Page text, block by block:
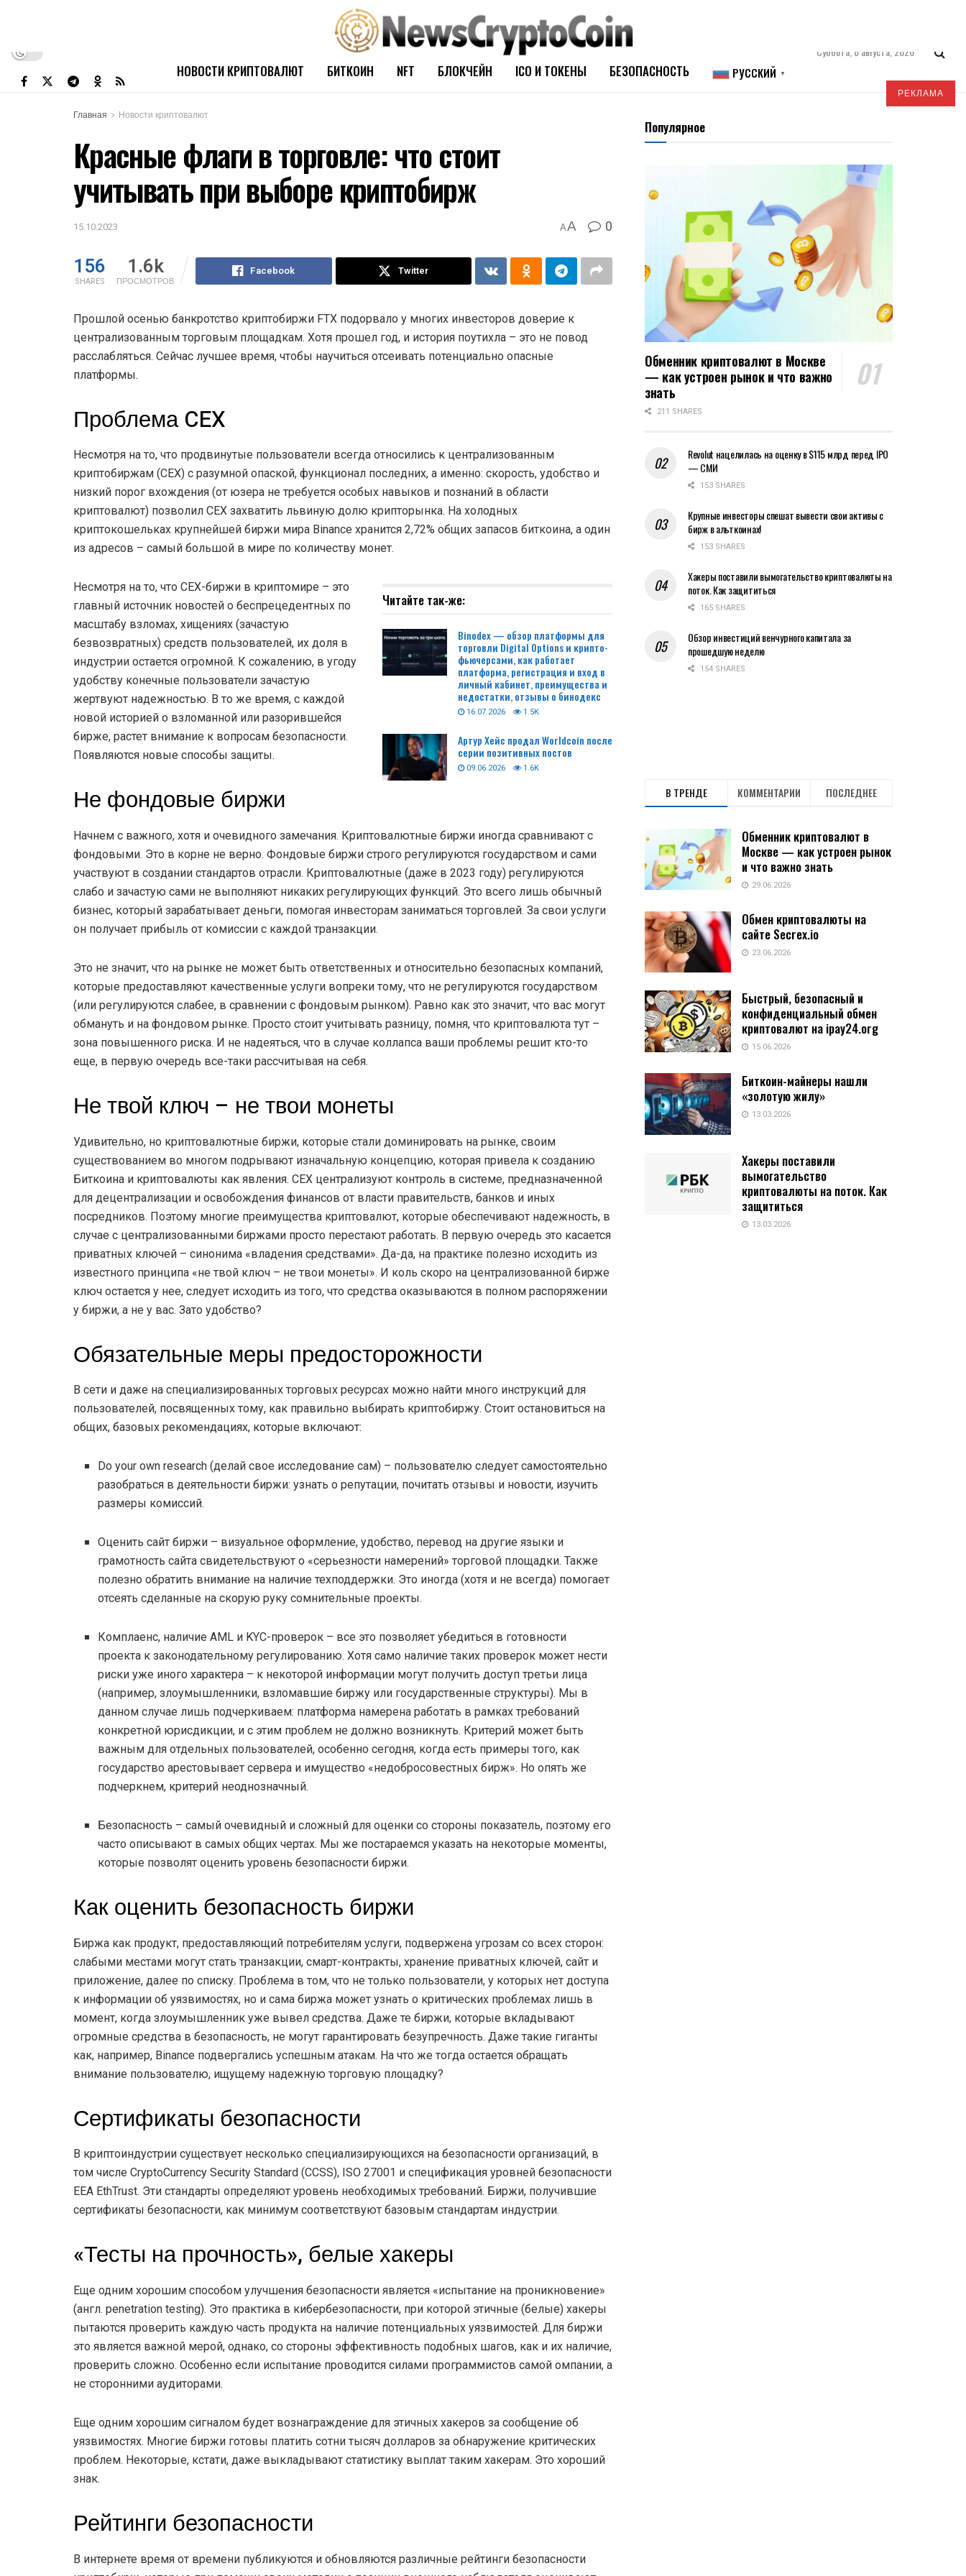
НОВОСТИ КРИПТОВАЛЮТ БИТКОИН NFT БЛОКЧЕЙН ICO И ТОКЕНЫ БЕЗОПАСНОСТЬ РУССКИЙ ▼
Суббота, 8 августа, 2026
РЕКЛАМА
Главная
Новости криптовалют
Красные флаги в торговле: что стоит
учитывать при выборе криптобирж
15.10.2023 AA 0
156
SHARES
1.6k
ПРОСМОТРОВ
Facebook Twitter
Прошлой осенью банкротство криптобиржи FTX подорвало у многих инвесторов доверие к
централизованным торговым площадкам. Хотя прошел год, и история поутихла – это не повод
расслабляться. Сейчас лучшее время, чтобы научиться отсеивать потенциально опасные
платформы.
Проблема CEX
Несмотря на то, что продвинутые пользователи всегда относились к централизованным
криптобиржам (CEX) с разумной опаской, функционал последних, а именно: скорость, удобство и
низкий порог вхождения (от юзера не требуется особых навыков и познаний в области
криптовалют) позволил CEX захватить львиную долю крипторынка. На холодных
криптокошельках крупнейшей биржи мира Binance хранится 2,72% общих запасов биткоина, а один
из адресов – самый большой в мире по количеству монет.
Читайте так-же:
Binodex — обзор платформы для
торговли Digital Options и крипто-
фьючерсами, как работает
платформа, регистрация и вход в
личный кабинет, преимущества и
недостатки, отзывы о бинодекс
16.07.2026 1.5K
Артур Хейс продал Worldcoin после
серии позитивных постов
09.06.2026 1.6K
Несмотря на то, что CEX-биржи в криптомире – это
главный источник новостей о беспрецедентных по
масштабу взломах, хищениях (зачастую
безвозвратных) средств пользователей, их доля в
индустрии остается огромной. К сожалению, в угоду
удобству конечные пользователи зачастую
жертвуют надежностью. В то же время, с каждой
новой историей о взломанной или разорившейся
бирже, растет внимание к вопросам безопасности.
Появляются новые способы защиты.
Не фондовые биржи
Начнем с важного, хотя и очевидного замечания. Криптовалютные биржи иногда сравнивают с
фондовыми. Это в корне не верно. Фондовые биржи строго регулируются государством и сами
участвуют в создании стандартов отрасли. Криптовалютные (даже в 2023 году) регулируются
слабо и зачастую сами не выполняют никаких регулирующих функций. Это всего лишь обычный
бизнес, который зарабатывает деньги, помогая инвесторам заниматься торговлей. За свои услуги
он получает прибыль от комиссии с каждой транзакции.
Это не значит, что на рынке не может быть ответственных и относительно безопасных компаний,
которые предоставляют качественные услуги вопреки тому, что не регулируются государством
(или регулируются слабее, в сравнении с фондовым рынком). Равно как это значит, что вас могут
обмануть и на фондовом рынке. Просто стоит учитывать разницу, помня, что криптовалюта тут –
зона повышенного риска. И не надеяться, что в случае коллапса ваши проблемы решит кто-то
еще, в первую очередь все-таки рассчитывая на себя.
Не твой ключ – не твои монеты
Удивительно, но криптовалютные биржи, которые стали доминировать на рынке, своим
существованием во многом подрывают изначальную концепцию, которая привела к созданию
Биткоина и криптовалюты как явления. CEX централизуют контроль в системе, предназначенной
для децентрализации и освобождения финансов от власти правительств, банков и иных
посредников. Поэтому многие преимущества криптовалют, которые обеспечивают надежность, в
случае с централизованными биржами просто перестают работать. В первую очередь это касается
приватных ключей – синонима «владения средствами». Да-да, на практике полезно исходить из
известного принципа «не твой ключ – не твои монеты». И коль скоро на централизованной бирже
ключ остается у нее, следует исходить из того, что средства оказываются в полном распоряжении
у биржи, а не у вас. Зато удобство?
Обязательные меры предосторожности
В сети и даже на специализированных торговых ресурсах можно найти много инструкций для
пользователей, посвященных тому, как правильно выбирать криптобиржу. Стоит остановиться на
общих, базовых рекомендациях, которые включают:
Do your own research (делай свое исследование сам) – пользователю следует самостоятельно
разобраться в деятельности биржи: узнать о репутации, почитать отзывы и новости, изучить
размеры комиссий.
Оценить сайт биржи – визуальное оформление, удобство, перевод на другие языки и
грамотность сайта свидетельствуют о «серьезности намерений» торговой площадки. Также
полезно обратить внимание на наличие техподдержки. Это иногда (хотя и не всегда) помогает
отсеять сделанные на скорую руку сомнительные проекты.
Комплаенс, наличие AML и KYC-проверок – все это позволяет убедиться в готовности
проекта к законодательному регулированию. Хотя само наличие таких проверок может нести
риски уже иного характера – к некоторой информации могут получить доступ третьи лица
(например, злоумышленники, взломавшие биржу или государственные структуры). Мы в
данном случае лишь подчеркиваем: платформа намерена работать в рамках требований
конкретной юрисдикции, и с этим проблем не должно возникнуть. Критерий может быть
важным для отдельных пользователей, особенно сегодня, когда есть примеры того, как
государство арестовывает сервера и имущество «недобросовестных бирж». Но опять же
подчеркнем, критерий неоднозначный.
Безопасность – самый очевидный и сложный для оценки со стороны показатель, поэтому его
часто описывают в самых общих чертах. Мы же постараемся указать на некоторые моменты,
которые позволят оценить уровень безопасности биржи.
Как оценить безопасность биржи
Биржа как продукт, предоставляющий потребителям услуги, подвержена угрозам со всех сторон:
слабыми местами могут стать транзакции, смарт-контракты, хранение приватных ключей, сайт и
приложение, далее по списку. Проблема в том, что не только пользователи, у которых нет доступа
к информации об уязвимостях, но и сама биржа может узнать о критических проблемах лишь в
момент, когда злоумышленник уже вывел средства. Даже те биржи, которые вкладывают
огромные средства в безопасность, не могут гарантировать безупречность. Даже такие гиганты
как, например, Binance подвергались успешным атакам. На что же тогда остается обращать
внимание пользователю, ищущему надежную торговую площадку?
Сертификаты безопасности
В криптоиндустрии существует несколько специализирующихся на безопасности организаций, в
том числе CryptoCurrency Security Standard (CCSS), ISO 27001 и спецификация уровней безопасности
EEA EthTrust. Эти стандарты определяют уровень необходимых требований. Биржи, получившие
сертификаты безопасности, как минимум соответствуют базовым стандартам индустрии.
«Тесты на прочность», белые хакеры
Еще одним хорошим способом улучшения безопасности является «испытание на проникновение»
(англ. penetration testing). Это практика в кибербезопасности, при которой этичные (белые) хакеры
пытаются проверить каждую часть продукта на наличие потенциальных уязвимостей. Для биржи
это является важной мерой, однако, со стороны эффективность подобных шагов, как и их наличие,
проверить сложно. Особенно если испытание проводится силами программистов самой омпании, а
не сторонними аудиторами.
Еще одним хорошим сигналом будет вознаграждение для этичных хакеров за сообщение об
уязвимостях. Многие биржи готовы платить сотни тысяч долларов за обнаружение критических
проблем. Некоторые, кстати, даже выкладывают статистику выплат таким хакерам. Это хороший
знак.
Рейтинги безопасности
В интернете время от времени публикуются и обновляются различные рейтинги безопасности
Популярное
Обменник криптовалют в Москве
— как устроен рынок и что важно
знать
211 SHARES
Revolut нацелилась на оценку в $115 млрд перед IPO
— СМИ
153 SHARES
Крупные инвесторы спешат вывести свои активы с
бирж в альткоинах!
153 SHARES
Хакеры поставили вымогательство криптовалюты на
поток. Как защититься
165 SHARES
Обзор инвестиций венчурного капитала за
прошедшую неделю
154 SHARES
В ТРЕНДЕ КОММЕНТАРИИ ПОСЛЕДНЕЕ
Обменник криптовалют в
Москве — как устроен рынок
и что важно знать
29.06.2026
Обмен криптовалюты на
сайте Secrex.io
23.06.2026
Быстрый, безопасный и
конфиденциальный обмен
криптовалют на ipay24.org
15.06.2026
Биткоин-майнеры нашли
«золотую жилу»
13.03.2026
Хакеры поставили
вымогательство
криптовалюты на поток. Как
защититься
13.03.2026